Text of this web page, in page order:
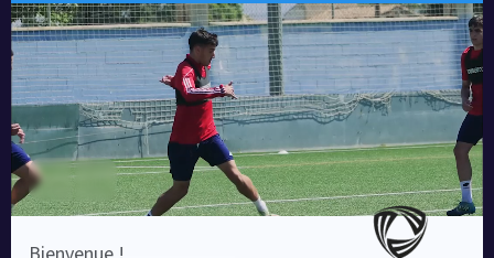
Blog
Une société de :